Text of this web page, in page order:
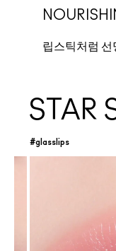
립스틱처럼 선
STAR
#glasslips